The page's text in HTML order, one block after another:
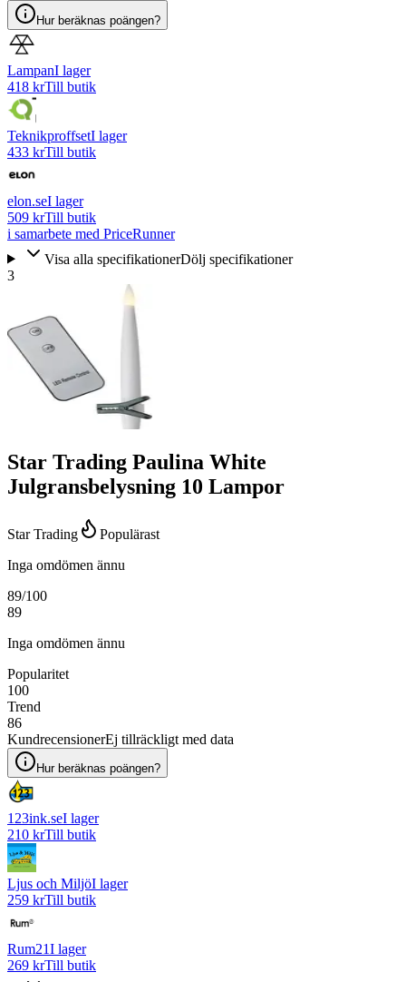
Hur beräknas poängen?
LampanI lager
418 krTill butik
TeknikproffsetI lager
433 krTill butik
elon.seI lager
509 krTill butik
i samarbete med PriceRunner
Visa alla specifikationerDölj specifikationer
3
Star Trading Paulina White
Julgransbelysning 10 Lampor
Star Trading
Populärast
Inga omdömen ännu
89/100
89
Inga omdömen ännu
Popularitet
100
Trend
86
KundrecensionerEj tillräckligt med data
Hur beräknas poängen?
123ink.seI lager
210 krTill butik
Ljus och MiljöI lager
259 krTill butik
Rum21I lager
269 krTill butik